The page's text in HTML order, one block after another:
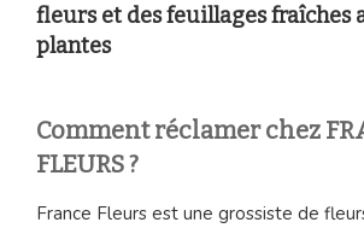
fleurs et des feuillages fraîches
plantes
Comment réclamer chez
FLEURS ?
France Fleurs est une grossiste de